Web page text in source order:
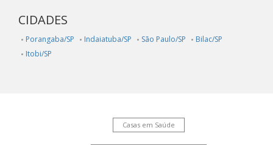
CIDADES
Porangaba/SP Indaiatuba/SP São Paulo/SP
Bilac/SP
Itobi/SP
Casas em Saúde